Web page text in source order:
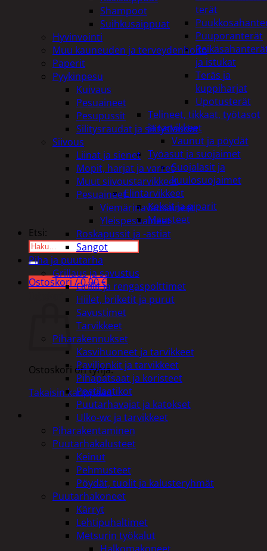
terät
Puuporanterät
ja istukat
Teräs ja
kuppiharjat
Upotusterät
Telineet, tikkaat, työtasot
ja tarvikkeet
Vaunut ja pöydät
Työasut ja suojaimet
Suojalasit ja
kuulosuojaimet
Elintarvikkeet
Keksit ja piparit
Mausteet
Etsi:
Ostoskori /0,00€
Ostoskori on tyhjä.
Takaisin kauppaan
Shampoot
Suihkusaippuat
Hyvinvointi
Muu kauneuden ja terveydenhoito
Paperit
Pyykinpesu
Kuivaus
Pesuaineet
Pesupussit
Silitysraudat ja silityslaudat
Siivous
Liinat ja sienet
Mopit, harjat ja varret
Muut siivoustarvikkeet
Pesuaineet
Viemärinavausaineet
Yleispesuaineet
Roskapussit ja -astiat
Sangot
Piha ja puutarha
Grillaus ja savustus
Grillit ja rengaspolttimet
Hiilet, briketit ja purut
Savustimet
Tarvikkeet
Piharakennukset
Kasvihuoneet ja tarvikkeet
Paviljonkit ja tarvikkeet
Pihapatsaat ja koristeet
Postilaatikot
Puutarhavajat ja katokset
Ulko-wc ja tarvikkeet
Piharakentaminen
Puutarhakalusteet
Keinut
Pehmusteet
Pöydät, tuolit ja kalusteryhmät
Puutarhakoneet
Kärryt
Lehtipuhaltimet
Metsurin työkalut